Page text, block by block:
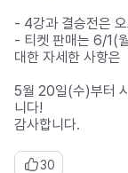
- 4강과 결승전은
- 티켓 판매는 6/1(
대한 자세한 사항은
5월 20일(수)부터
니다!
감사합니다.
30